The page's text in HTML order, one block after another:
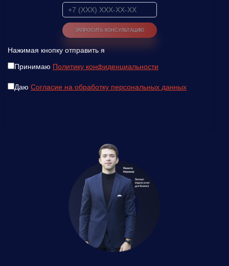
Нажимая кнопку отправить я
Принимаю Политику конфиденциальности
Даю Согласие на обработку персональных данных
Введите ваш номер телефона и мы вам
Нажимая кнопку отправить я